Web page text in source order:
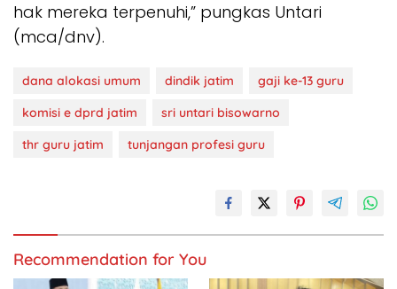
hak mereka terpenuhi,” pungkas Untari
(mca/dnv).
dana alokasi umum dindik jatim
gaji ke-13 guru
komisi e dprd jatim
sri untari bisowarno
thr guru jatim
tunjangan profesi guru
Recommendation for You